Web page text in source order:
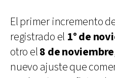
El primer incremento
registrado el 1° de
otro el8 de noviembre
nuevo ajuste que